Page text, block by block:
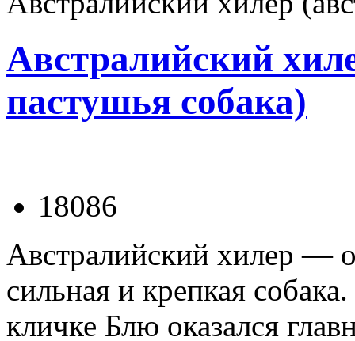
Австралийский
пастушья собака)
18086
Австралийский хилер —
сильная и крепкая
кличке Блю оказался